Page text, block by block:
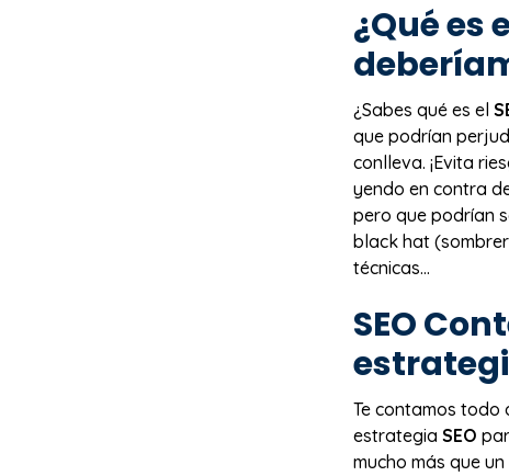
¿Qué es
¿Sabes qué es el
que podrían
conlleva. ¡Evita
yendo en contra
pero que podrían
black hat
técnicas...
SEO
Te contamos todo
estrategia SEO
mucho más que